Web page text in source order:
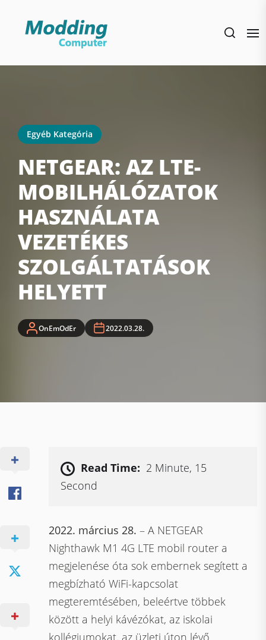
Egyéb Kategória
NETGEAR: AZ LTE-
MOBILHÁLÓZATOK
HASZNÁLATA
VEZETÉKES
SZOLGÁLTATÁSOK
HELYETT
OnEmOdEr 2022.03.28.
Read Time: 2 Minute, 15
Second
2022. március 28. – A NETGEAR
Nighthawk M1 4G LTE mobil router a
megjelenése óta sok embernek segített a
megbízható WiFi-kapcsolat
megteremtésében, beleértve többek
között a helyi kávézókat, az iskolai
kollégiumokat, az üzleti úton lévő